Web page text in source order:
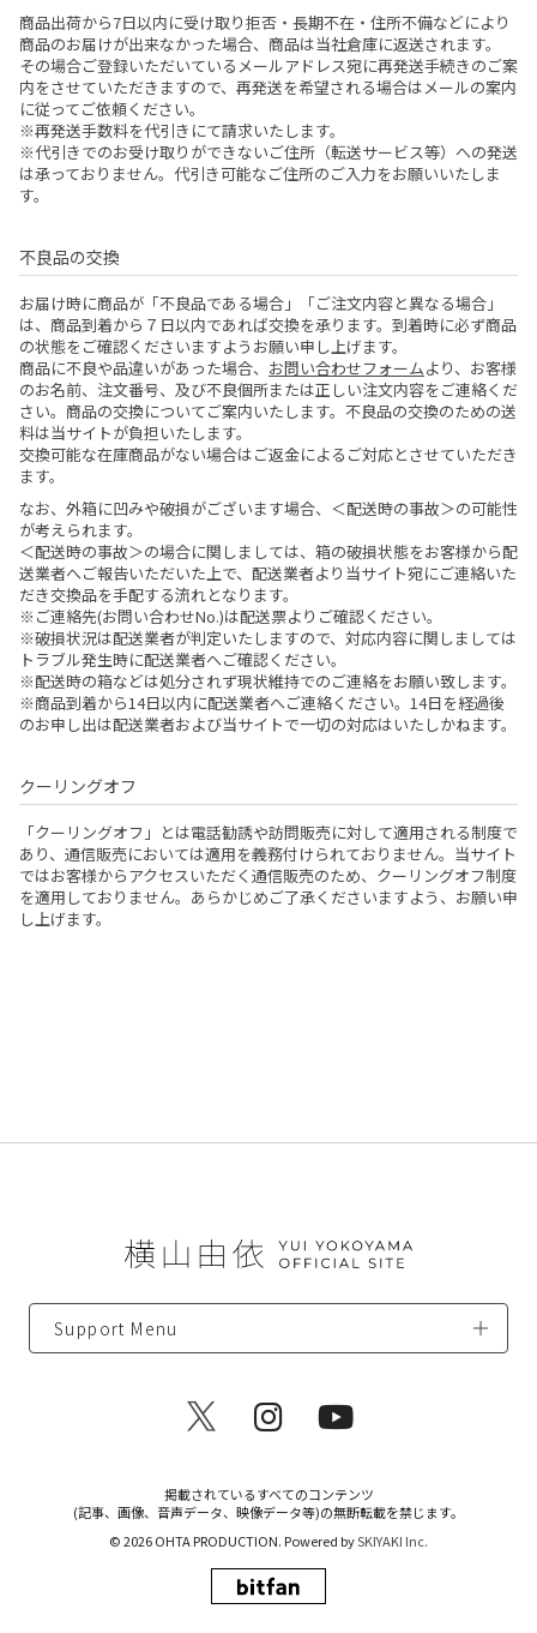
商品出荷から7日以内に受け取り拒否・長期不在・住所不備などにより
商品のお届けが出来なかった場合、商品は当社倉庫に返送されます。
その場合ご登録いただいているメールアドレス宛に再発送手続きのご案
内をさせていただきますので、再発送を希望される場合はメールの案内
に従ってご依頼ください。
※再発送手数料を代引きにて請求いたします。
※代引きでのお受け取りができないご住所（転送サービス等）への発送
は承っておりません。代引き可能なご住所のご入力をお願いいたしま
す。
不良品の交換
お届け時に商品が「不良品である場合」「ご注文内容と異なる場合」
は、商品到着から７日以内であれば交換を承ります。到着時に必ず商品
の状態をご確認くださいますようお願い申し上げます。
商品に不良や品違いがあった場合、 お問い合わせフォームより、お客様
のお名前、注文番号、及び不良個所または正しい注文内容をご連絡くだ
さい。商品の交換についてご案内いたします。不良品の交換のための送
料は当サイトが負担いたします。
交換可能な在庫商品がない場合はご返金によるご対応とさせていただき
ます。
なお、外箱に凹みや破損がございます場合、＜配送時の事故＞の可能性
が考えられます。
＜配送時の事故＞の場合に関しましては、箱の破損状態をお客様から配
送業者へご報告いただいた上で、配送業者より当サイト宛にご連絡いた
だき交換品を手配する流れとなります。
※ご連絡先(お問い合わせNo.)は配送票よりご確認ください。
※破損状況は配送業者が判定いたしますので、対応内容に関しましては
トラブル発生時に配送業者へご確認ください。
※配送時の箱などは処分されず現状維持でのご連絡をお願い致します。
※商品到着から14日以内に配送業者へご連絡ください。14日を経過後
のお申し出は配送業者および当サイトで一切の対応はいたしかねます。
クーリングオフ
「クーリングオフ」とは電話勧誘や訪問販売に対して適用される制度で
あり、通信販売においては適用を義務付けられておりません。当サイト
ではお客様からアクセスいただく通信販売のため、クーリングオフ制度
を適用しておりません。あらかじめご了承くださいますよう、お願い申
し上げます。
Support Menu
掲載されているすべてのコンテンツ
(記事、画像、音声データ、映像データ等)の無断転載を禁じます。
© 2026 OHTA PRODUCTION. Powered bySKIYAKI Inc.